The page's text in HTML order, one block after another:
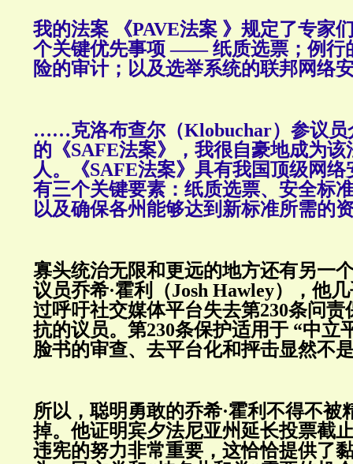
我的法案 《PAVE法案 》规定了专家
个关键优先事项 —— 纸质选票；例行
险的审计；以及选举系统的联邦网络
……克洛布查尔（Klobuchar）参议员
的《SAFE法案》，我很自豪地成为
人。《SAFE法案》具有我国顶级网
有三个关键要素：纸质选票、安全标
以及确保各州能够达到新标准所需的
寡头统治无限和更远的地方还有另一
议员乔希·霍利（Josh Hawley），他
过呼吁社交媒体平台失去第230条问
抗的议员。第230条保护适用于 “中立
脸书的审查、去平台化和抨击显然不
所以，聪明勇敢的乔希·霍利不得不被
掉。他证明宾夕法尼亚州延长投票截
违宪的努力非常重要，这恰恰提供了